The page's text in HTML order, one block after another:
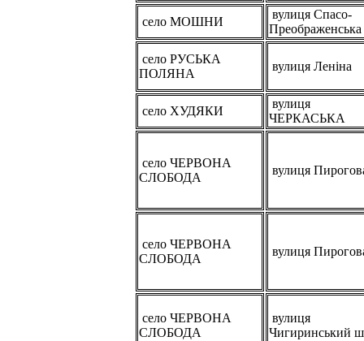
село МОШНИ
вулиця Спасо-
Преображенська
село РУСЬКА
ПОЛЯНА
вулиця Леніна
село ХУДЯКИ
вулиця
ЧЕРКАСЬКА
село ЧЕРВОНА
СЛОБОДА
вулиця
село ЧЕРВОНА
СЛОБОДА
вулиця
село ЧЕРВОНА
СЛОБОДА
вулиця
Чигиринський